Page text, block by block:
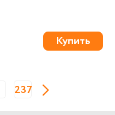
Купить
237